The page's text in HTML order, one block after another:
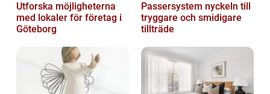
Utforska möjligheterna
med lokaler för företag i
Göteborg
Passersystem nyckeln till
tryggare och smidigare
tillträde